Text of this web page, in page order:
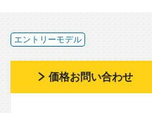
エントリーモデル
価格お問い合わせ